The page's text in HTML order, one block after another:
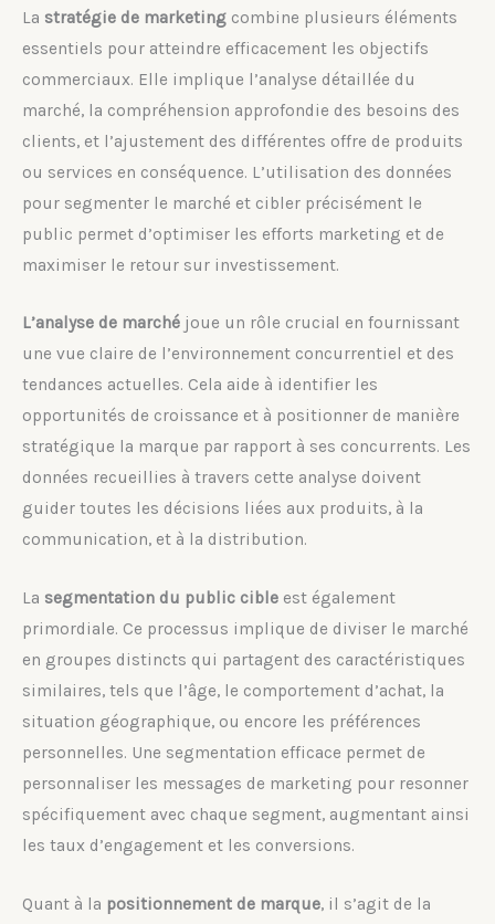
La stratégie de marketing combine plusieurs éléments
essentiels pour atteindre efficacement les objectifs
commerciaux. Elle implique l’analyse détaillée du
marché, la compréhension approfondie des besoins des
clients, et l’ajustement des différentes offre de produits
ou services en conséquence. L’utilisation des données
pour segmenter le marché et cibler précisément le
public permet d’optimiser les efforts marketing et de
maximiser le retour sur investissement.
L’analyse de marché joue un rôle crucial en fournissant
une vue claire de l’environnement concurrentiel et des
tendances actuelles. Cela aide à identifier les
opportunités de croissance et à positionner de manière
stratégique la marque par rapport à ses concurrents. Les
données recueillies à travers cette analyse doivent
guider toutes les décisions liées aux produits, à la
communication, et à la distribution.
La segmentation du public cible est également
primordiale. Ce processus implique de diviser le marché
en groupes distincts qui partagent des caractéristiques
similaires, tels que l’âge, le comportement d’achat, la
situation géographique, ou encore les préférences
personnelles. Une segmentation efficace permet de
personnaliser les messages de marketing pour resonner
spécifiquement avec chaque segment, augmentant ainsi
les taux d’engagement et les conversions.
Quant à la positionnement de marque, il s’agit de la